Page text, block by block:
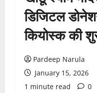
डिजिटल
कियोस्क की
Pardeep Narula
January 15, 2026
1 minute read
0